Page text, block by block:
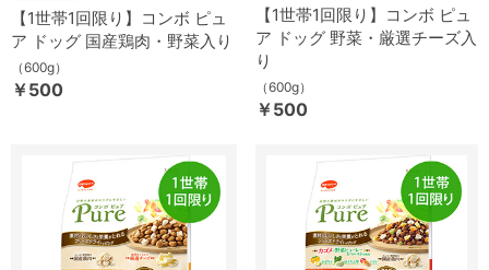
【1世帯1回限り】コンボ ピュ
ア ドッグ 国産鶏肉・野菜入り
（600g）
￥500
【1世帯1回限り】コンボ ピュ
ア ドッグ 野菜・厳選チーズ入
り
（600g）
￥500